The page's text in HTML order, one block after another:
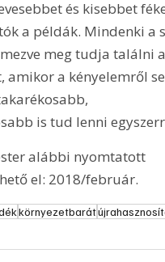
és kisebbet
a példák. Mindenki a
meg tudja találni
a kényelemről
is tud lenni
alábbi nyomtatott
el: 2018/február.
környezetbarát